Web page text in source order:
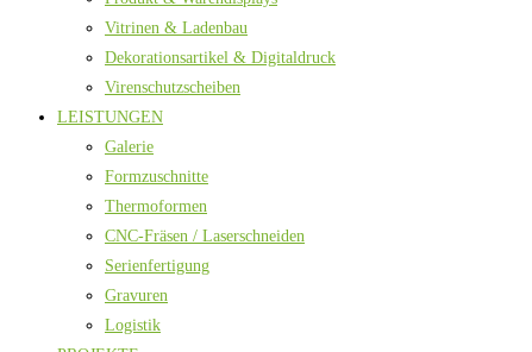
Vitrinen & Ladenbau
Dekorationsartikel & Digitaldruck
Virenschutzscheiben
LEISTUNGEN
Galerie
Formzuschnitte
Thermoformen
CNC-Fräsen / Laserschneiden
Serienfertigung
Gravuren
Logistik